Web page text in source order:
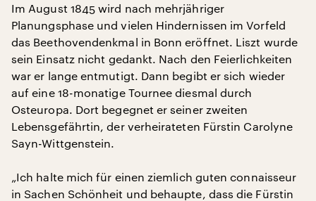
Im August 1845 wird nach mehrjähriger
Planungsphase und vielen Hindernissen im Vorfeld
das Beethovendenkmal in Bonn eröffnet. Liszt wurde
sein Einsatz nicht gedankt. Nach den Feierlichkeiten
war er lange entmutigt. Dann begibt er sich wieder
auf eine 18-monatige Tournee diesmal durch
Osteuropa. Dort begegnet er seiner zweiten
Lebensgefährtin, der verheirateten Fürstin Carolyne
Sayn-Wittgenstein.
„Ich halte mich für einen ziemlich guten connaisseur
in Sachen Schönheit und behaupte, dass die Fürstin